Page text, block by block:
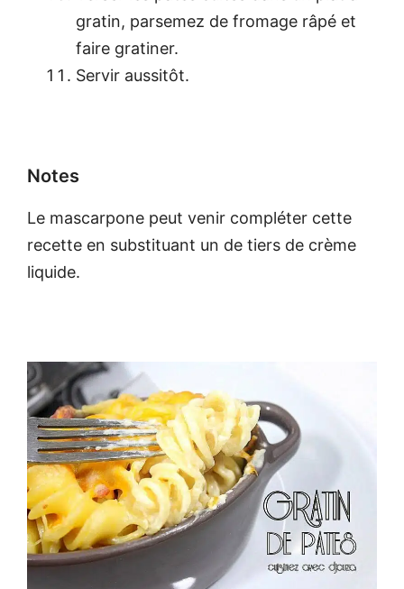
gratin, parsemez de fromage râpé et
faire gratiner.
Servir aussitôt.
Notes
Le mascarpone peut venir compléter cette
recette en substituant un de tiers de crème
liquide.